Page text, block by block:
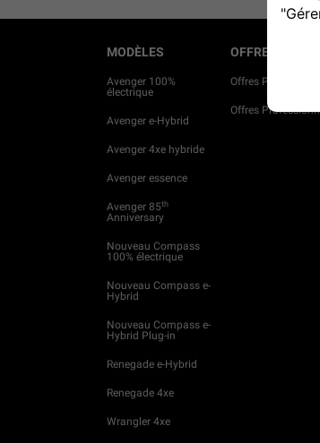
MODÈLES
Avenger 100%
électrique
Avenger e-Hybrid
Avenger 4xe hybride
Avenger essence
Avenger 85th
Anniversary
Nouveau Compass
100% électrique
Nouveau Compass e-
Hybrid
Nouveau Compass e-
Hybrid Plug-in
Renegade e-Hybrid
Renegade 4xe
Wrangler 4xe
OFFRES
Offres Particuliers
Offres